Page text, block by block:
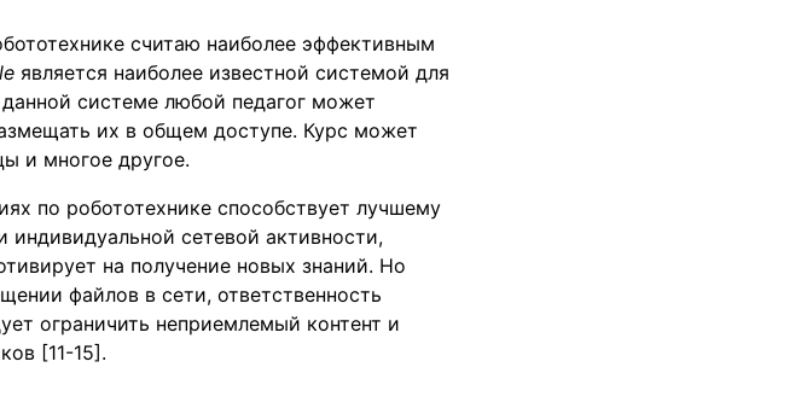
считаю наиболее эффективным
является наиболее известной системой для
системе любой педагог может
их в общем доступе. Курс может
и многое другое.
по робототехнике способствует лучшему
сетевой активности,
на получение новых знаний. Но
файлов в сети, ответственность
ограничить неприемлемый контент и
[11-15].